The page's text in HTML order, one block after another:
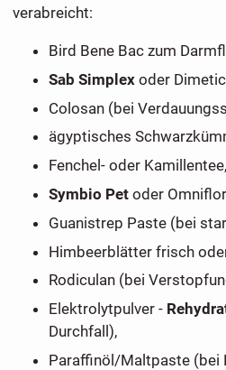
verabreicht:
Bird Bene Bac zum
Sab Simplexoder
Colosan (bei
ägyptisches
Fenchel- oder Kamillentee,
Symbio Petoder
Guanistrep Paste (bei
Himbeerblätter frisch
Rodiculan (bei
Elektrolytpulver -
Durchfall),
Paraffinöl/Maltpaste (bei